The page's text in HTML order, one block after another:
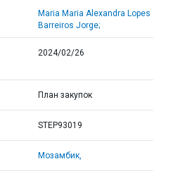
Maria Maria Alexandra Lopes
Barreiros Jorge;
2024/02/26
План закупок
STEP93019
Мозамбик,